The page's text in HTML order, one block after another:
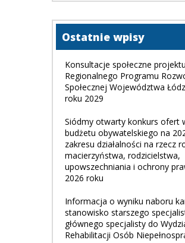
Ostatnie wpisy
Konsultacje społeczne projektu
Regionalnego Programu
Społecznej Województwa
roku 2029
Siódmy otwarty konkurs ofert
budżetu obywatelskiego na
zakresu działalności na rzecz
macierzyństwa, rodzicielstwa,
upowszechniania i ochrony
2026 roku
Informacja o wyniku naboru
stanowisko starszego
głównego specjalisty do
Rehabilitacji Osób